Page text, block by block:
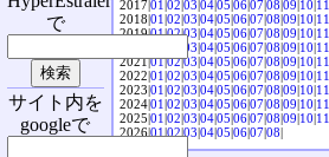
2017|01|02|03|04|05|06|07|08|09|10|11
2018|01|02|03|04|05|06|07|08|09|10|11
2019|01|02|03|04|05|06|07|08|09|10|11
03|04|05|06|07|08|09|10|11
2021|01|02|03|04|05|06|07|08|09|10|11
2022|01|02|03|04|05|06|07|08|09|10|11
2023|01|02|03|04|05|06|07|08|09|10|11
2024|01|02|03|04|05|06|07|08|09|10|11
2025|01|02|03|04|05|06|07|08|09|10|11
2026|01|02|03|04|05|06|07|08|
で
サイト内を
googleで